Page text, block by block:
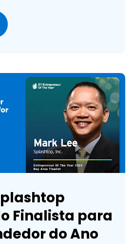
Finalista para
do Ano